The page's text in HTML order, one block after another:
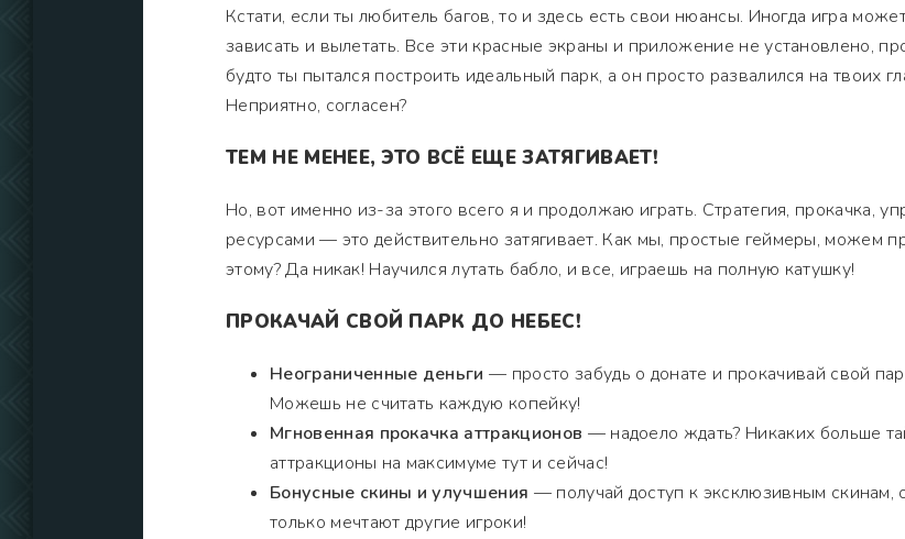
Кстати, если ты любитель багов, то и здесь есть свои нюансы. Иногда игра
зависать и вылетать. Все эти красные экраны и приложение не установлено,
будто ты пытался построить идеальный парк, а он просто развалился на твоих
Неприятно, согласен?
ТЕМ НЕ МЕНЕЕ, ЭТО ВСЁ ЕЩЕ ЗАТЯГИВАЕТ!
Но, вот именно из-за этого всего я и продолжаю играть. Стратегия, прокачка,
ресурсами — это действительно затягивает. Как мы, простые геймеры, можем
этому? Да никак! Научился лутать бабло, и все, играешь на полную катушку!
ПРОКАЧАЙ СВОЙ ПАРК ДО НЕБЕС!
Неограниченные деньги — просто забудь о донате и прокачивай свой
Можешь не считать каждую копейку!
Мгновенная прокачка аттракционов — надоело ждать? Никаких больше
аттракционы на максимуме тут и сейчас!
Бонусные скины и улучшения — получай доступ к эксклюзивным скинам,
только мечтают другие игроки!